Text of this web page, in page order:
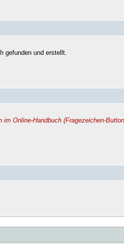
gefunden und erstellt.
Online-Handbuch (Fragezeichen-